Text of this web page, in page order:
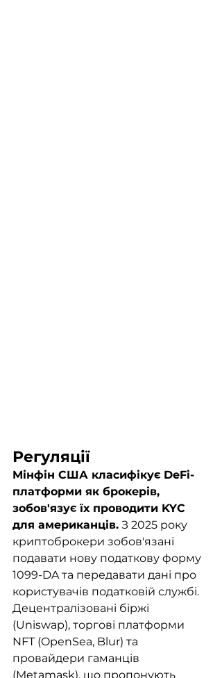
Регуляції
Мінфін США класифікує DeFi-
платформи як брокерів,
зобов'язує їх проводити KYC
для американців. З 2025 року
криптоброкери зобов'язані
подавати нову податкову форму
1099-DA та передавати дані про
користувачів податковій службі.
Децентралізовані біржі
(Uniswap), торгові платформи
NFT (OpenSea, Blur) та
провайдери гаманців
(Metamask), що пропонують